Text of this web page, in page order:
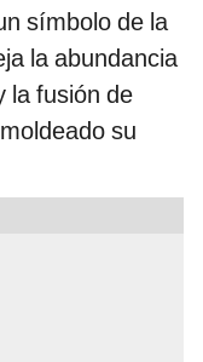
símbolo de la
la abundancia
la fusión de
su